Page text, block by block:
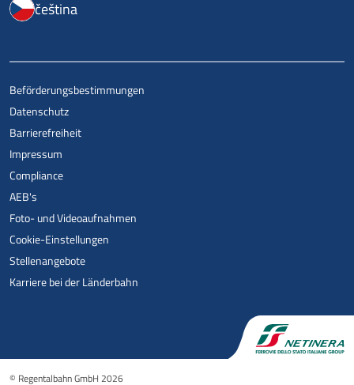
čeština
Beförderungsbestimmungen
Datenschutz
Barrierefreiheit
Impressum
Compliance
AEB's
Foto- und Videoaufnahmen
Cookie-Einstellungen
Stellenangebote
Karriere bei der Länderbahn
© Regentalbahn GmbH 2026